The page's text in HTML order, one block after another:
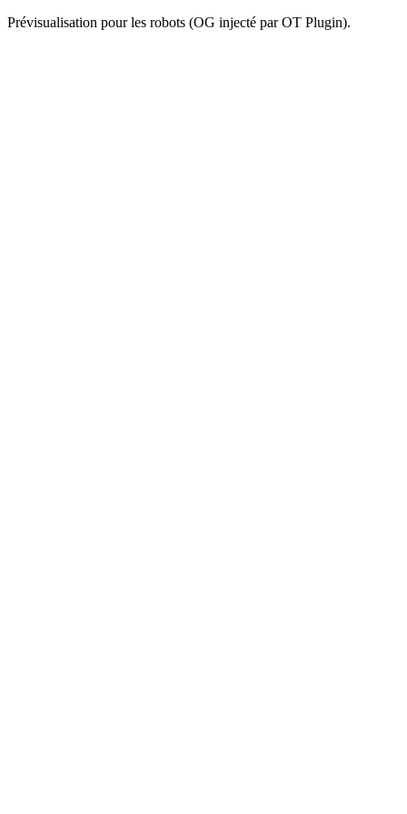
Prévisualisation pour les robots (OG injecté par OT Plugin).